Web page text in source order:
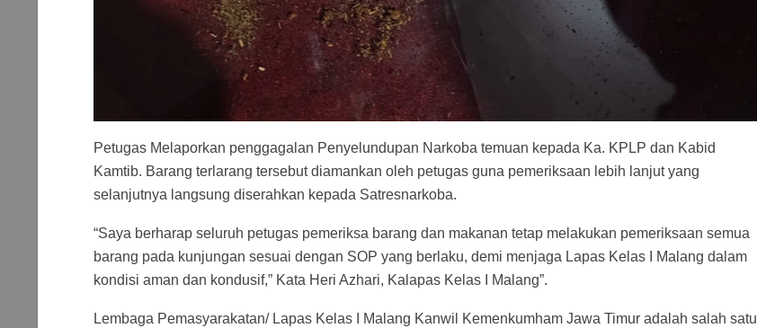
Petugas Melaporkan penggagalan Penyelundupan Narkoba temuan kepada Ka. KPLP dan Kabid
Kamtib. Barang terlarang tersebut diamankan oleh petugas guna pemeriksaan lebih lanjut yang
selanjutnya langsung diserahkan kepada Satresnarkoba.
“Saya berharap seluruh petugas pemeriksa barang dan makanan tetap melakukan pemeriksaan semua
barang pada kunjungan sesuai dengan SOP yang berlaku, demi menjaga Lapas Kelas I Malang dalam
kondisi aman dan kondusif,” Kata Heri Azhari, Kalapas Kelas I Malang”.
Lembaga Pemasyarakatan/ Lapas Kelas I Malang Kanwil Kemenkumham Jawa Timur adalah salah satu